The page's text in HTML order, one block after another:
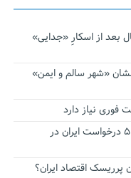
همچنان در آیینه است/ ۱۴ سال بعد از اسکارِ «جدایی»
«شهر سالم و ایمن»
نیاز دارد
اقتدار ناوگروه ۱۰۳ در مأموریت‌ اقیانوسی/ ۵ درخواست ایران در
پرریسک اقتصاد ایران؟